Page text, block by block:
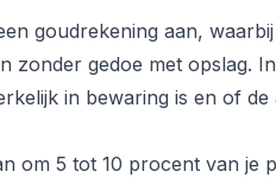
goudrekening aan,
zonder gedoe met opslag.
in bewaring is en of de
om 5 tot 10 procent van